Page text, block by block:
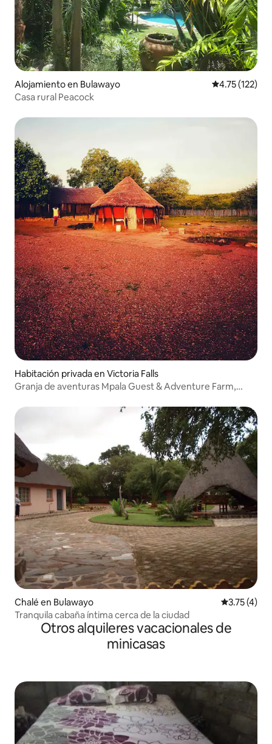
Alojamiento en Bulawayo Calificación
4.75 (122)
Casa rural Peacock
Habitación privada en Victoria Falls
Granja de aventuras Mpala Guest & Adventure Farm,
Chalé en Bulawayo Calificación
3.75 (4)
Tranquila cabaña íntima cerca de la ciudad
Otros alquileres vacacionales de
minicasas